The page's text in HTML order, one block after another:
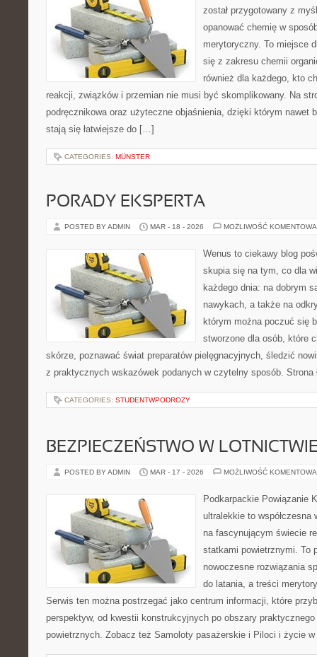
został przygotowany z
opanować chemię w
merytoryczny. To miejsce
się z zakresu chemii
również dla każdego, kto
reakcji, związków i przemian nie musi być skomplikowany. Na
podręcznikowa oraz użyteczne objaśnienia, dzięki którym nawet
stają się łatwiejsze do […]
CATEGORIES: MÜNSTER
PORADY EKSPERTA
POSTED BY ADMIN MAR - 18 - 2026 MOŻLIWOŚĆ
Wenus to ciekawy blog
skupia się na tym, co dla
każdego dnia: na dobrym
nawykach, a także na
którym można poczuć się
stworzone dla osób, które
skórze, poznawać świat preparatów pielęgnacyjnych, śledzić
z praktycznych wskazówek podanych w czytelny sposób.
CATEGORIES: STUDENTWPODROZY
BEZPIECZEŃSTWO W
POSTED BY ADMIN MAR - 17 - 2026 MOŻLIWOŚĆ
Podkarpackie Powiązanie
ultralekkie to
na fascynującym świecie
statkami powietrznymi. To
nowoczesne rozwiązania
do latania, a treści
Serwis ten można postrzegać jako centrum informacji, które
perspektyw, od kwestii konstrukcyjnych po obszary
powietrznych. Zobacz też Samoloty pasażerskie i Piloci i życie